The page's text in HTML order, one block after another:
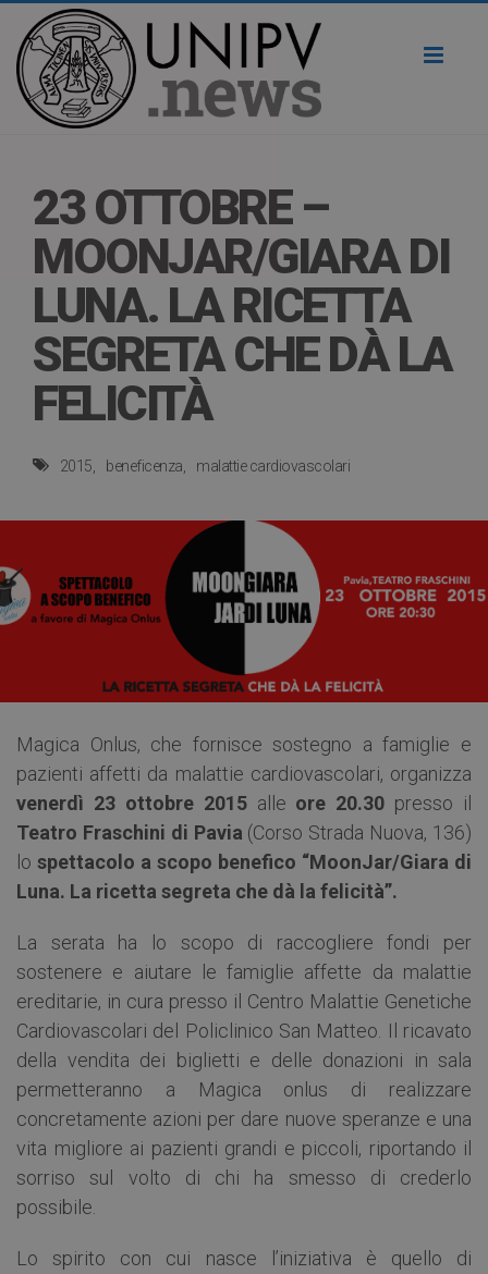
23 OTTOBRE –
MOONJAR/GIARA DI
LUNA. LA RICETTA
SEGRETA CHE DÀ LA
FELICITÀ
2015 beneficenza malattie cardiovascolari
Magica Onlus, che fornisce sostegno a famiglie e
pazienti affetti da malattie cardiovascolari, organizza
venerdì 23 ottobre 2015alle ore 20.30 presso il
Teatro Fraschini di Pavia (Corso Strada Nuova, 136)
lo spettacolo a scopo benefico “MoonJar/Giara di
Luna. La ricetta segreta che dà la felicità”.
La serata ha lo scopo di raccogliere fondi per
sostenere e aiutare le famiglie affette da malattie
ereditarie, in cura presso il Centro Malattie Genetiche
Cardiovascolari del Policlinico San Matteo. Il ricavato
della vendita dei biglietti e delle donazioni in sala
permetteranno a Magica onlus di realizzare
concretamente azioni per dare nuove speranze e una
vita migliore ai pazienti grandi e piccoli, riportando il
sorriso sul volto di chi ha smesso di crederlo
possibile.
Lo spirito con cui nasce l’iniziativa è quello di